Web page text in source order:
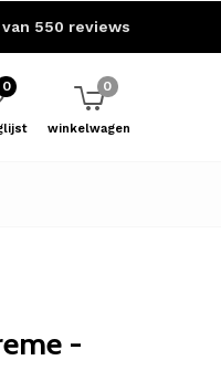
0
winkelwagen
0
van 550 reviews
-